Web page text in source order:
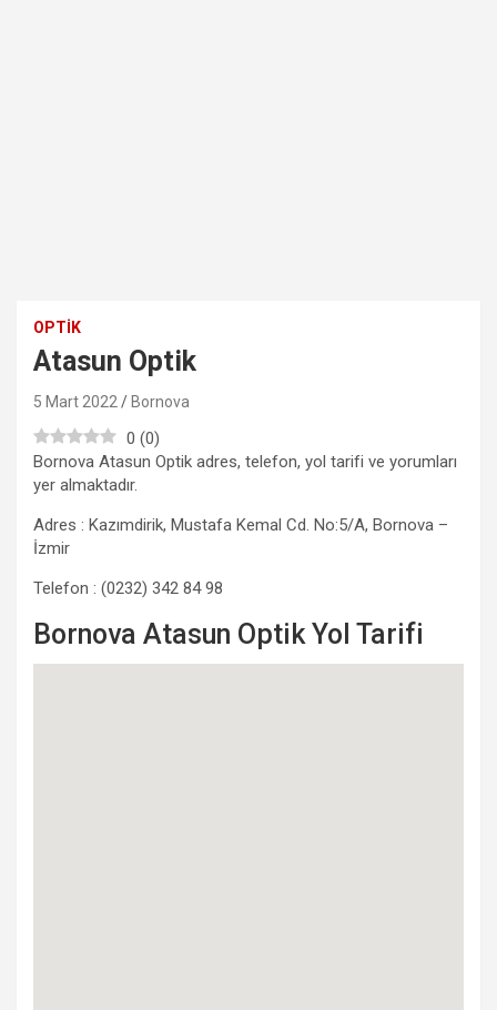
OPTIK
Atasun Optik
5 Mart 2022 Bornova
0 (0)
Bornova Atasun Optik adres, telefon, yol tarifi ve yorumları
yer almaktadır.
Adres : Kazımdirik, Mustafa Kemal Cd. No:5/A, Bornova –
İzmir
Telefon : (0232) 342 84 98
Bornova Atasun Optik Yol Tarifi